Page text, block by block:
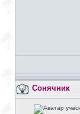
Сонячник